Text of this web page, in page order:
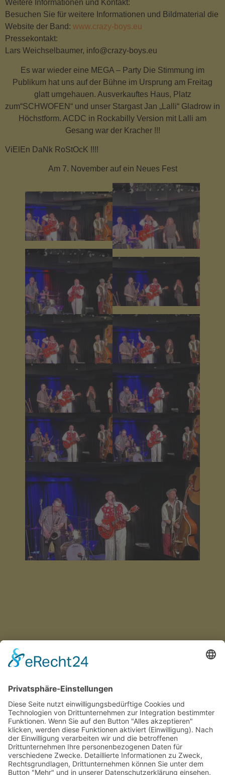
Weitere Informationen und Kontakt:
Besuchen Sie für weitere Informationen und Bildmaterial die
Website der Band: www.crazy-boys.eu
Pressekontakt:
Lars Weichselbaumer, info@crazy-boys.eu
Es war wieder eine MEGA – Party Die Stimmung im
Publikum hat uns auf der Bühne im Ursprung am Freitag
glatt umgehauen. Ausverkauftes Haus, Platz
zum“SCHWOFEN“ und unser Stargast Jan „Lalli“ Gladrow in
Höchstform. ACDC in Rockabilly Version mit Lalli am
Gesang war der Kracher !!!
ViElEn DaNk RoStOcK !!!!
Am 7. November auf ein Neues Fest